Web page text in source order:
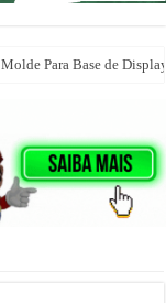
Para Base de